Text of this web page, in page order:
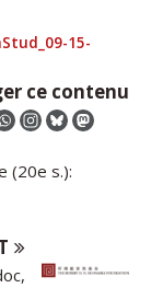
15-
ce contenu
(20e s.):